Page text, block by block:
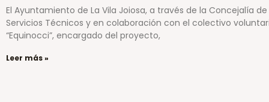
El Ayuntamiento de La Vila Joiosa, a través de la Concejalía de
Servicios Técnicos y en colaboración con el colectivo
“Equinocci”, encargado del proyecto,
Leer más »